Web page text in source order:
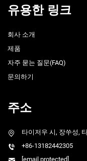
유용한 링크
회사 소개
제품
자주 묻는 질문(FAQ)
문의하기
주소
타이저우 시, 장쑤성,
+86-13182442305
[email protected]